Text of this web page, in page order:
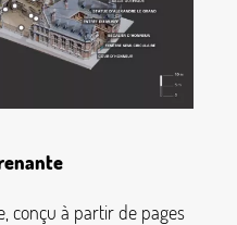
conçu à partir de pages